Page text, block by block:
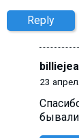
Reply
23